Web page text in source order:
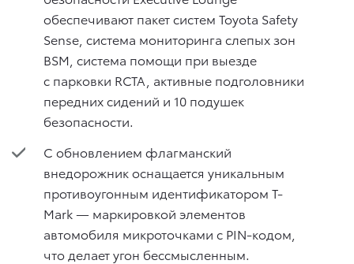
обеспечивают пакет систем Toyota Safety
Sense, система мониторинга слепых зон
BSM, система помощи при выезде
с парковки RCTA, активные подголовники
передних сидений и 10 подушек
безопасности.
С обновлением флагманский
внедорожник оснащается уникальным
противоугонным идентификатором T-
Mark — маркировкой элементов
автомобиля микроточками с PIN-кодом,
что делает угон бессмысленным.